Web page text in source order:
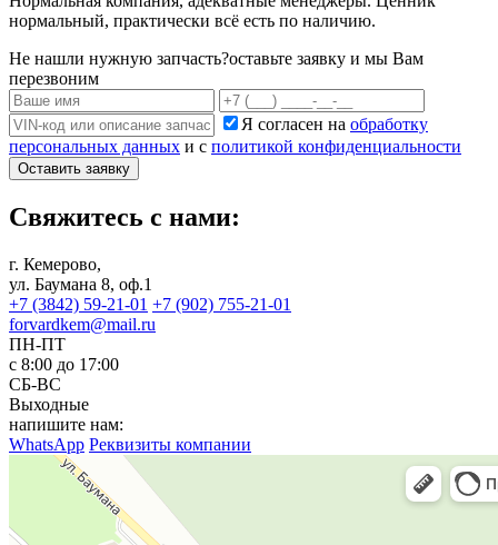
нормальный, практически всё есть по наличию.
Не нашли нужную запчасть?оставьте заявку и мы Вам
перезвоним
Я согласен на обработку
персональных данных и с политикой конфиденциальности
Оставить заявку
Свяжитесь с нами:
г. Кемерово,
ул. Баумана 8, оф.1
+7 (3842) 59-21-01 +7 (902) 755-21-01
forvardkem@mail.ru
ПН-ПТ
с 8:00 до 17:00
СБ-ВС
Выходные
напишите нам:
WhatsApp Реквизиты компании